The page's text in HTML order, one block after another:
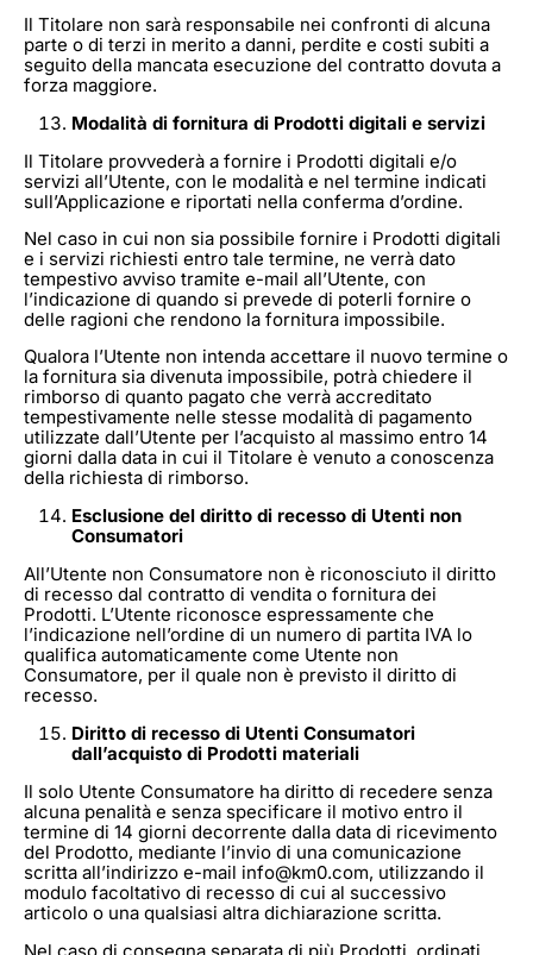
Il Titolare non sarà responsabile nei confronti di alcuna
parte o di terzi in merito a danni, perdite e costi subiti a
seguito della mancata esecuzione del contratto dovuta a
forza maggiore.
Modalità di fornitura di Prodotti digitali e servizi
Il Titolare provvederà a fornire i Prodotti digitali e/o
servizi all’Utente, con le modalità e nel termine indicati
sull’Applicazione e riportati nella conferma d’ordine.
Nel caso in cui non sia possibile fornire i Prodotti digitali
e i servizi richiesti entro tale termine, ne verrà dato
tempestivo avviso tramite e-mail all’Utente, con
l’indicazione di quando si prevede di poterli fornire o
delle ragioni che rendono la fornitura impossibile.
Qualora l’Utente non intenda accettare il nuovo termine o
la fornitura sia divenuta impossibile, potrà chiedere il
rimborso di quanto pagato che verrà accreditato
tempestivamente nelle stesse modalità di pagamento
utilizzate dall’Utente per l’acquisto al massimo entro 14
giorni dalla data in cui il Titolare è venuto a conoscenza
della richiesta di rimborso.
Esclusione del diritto di recesso di Utenti non
Consumatori
All’Utente non Consumatore non è riconosciuto il diritto
di recesso dal contratto di vendita o fornitura dei
Prodotti. L’Utente riconosce espressamente che
l’indicazione nell’ordine di un numero di partita IVA lo
qualifica automaticamente come Utente non
Consumatore, per il quale non è previsto il diritto di
recesso.
Diritto di recesso di Utenti Consumatori
dall’acquisto di Prodotti materiali
Il solo Utente Consumatore ha diritto di recedere senza
alcuna penalità e senza specificare il motivo entro il
termine di 14 giorni decorrente dalla data di ricevimento
del Prodotto, mediante l’invio di una comunicazione
scritta all’indirizzo e-mail info@km0.com, utilizzando il
modulo facoltativo di recesso di cui al successivo
articolo o una qualsiasi altra dichiarazione scritta.